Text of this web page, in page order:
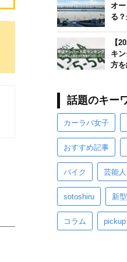
オ
る
【
キ
方
話題のキー
カーラバ女子
おすすめ記事
バイク 芸能
sotoshiru 新
コラム pickup